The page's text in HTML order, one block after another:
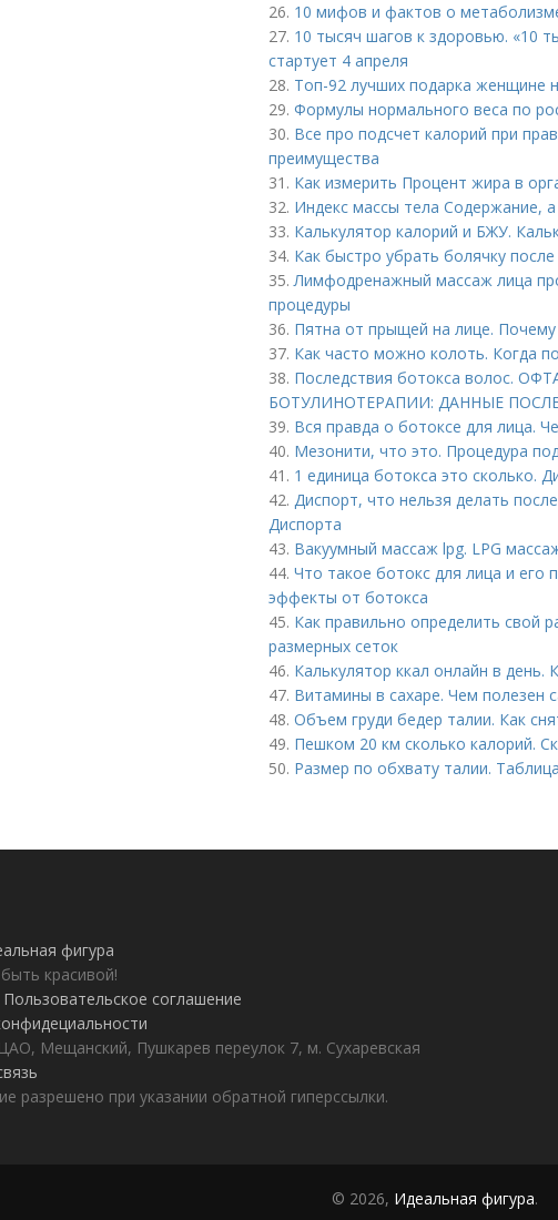
26. 10 мифов и фактов о
27. 10 тысяч шагов к здоровью. «10
стартует 4 апреля
28. Топ-92 лучших подарка женщине
29. Формулы нормального веса по
30. Все про подсчет калорий при
преимущества
31. Как измерить Процент жира в
32. Индекс массы тела Содержание,
33. Калькулятор калорий и БЖУ.
34. Как быстро убрать болячку
35.Лимфодренажный массаж лица
процедуры
36. Пятна от прыщей на лице.
37. Как часто можно колоть. Когда
38. Последствия ботокса волос.
БОТУЛИНОТЕРАПИИ: ДАННЫЕ
39. Вся правда о ботоксе для лица.
40. Мезонити, что это. Процедура
41. 1 единица ботокса это сколько.
42. Диспорт, что нельзя делать
Диспорта
43. Вакуумный массаж lpg. LPG
44. Что такое ботокс для лица и его
эффекты от ботокса
45. Как правильно определить свой
размерных сеток
46. Калькулятор ккал онлайн в
47. Витамины в сахаре. Чем полезен
48. Объем груди бедер талии. Как
49. Пешком 20 км сколько калорий.
50. Размер по обхвату талии.
фигура
красивой!
Пользовательское соглашение
Мещанский, Пушкарев переулок 7, м. Сухаревская
разрешено при указании обратной гиперссылки.
© 2026, Идеальная фигура.